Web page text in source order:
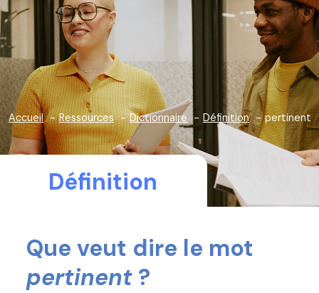
Accueil Ressources Dictionnaire Définition pertinent
Définition
Que veut dire le mot
pertinent ?